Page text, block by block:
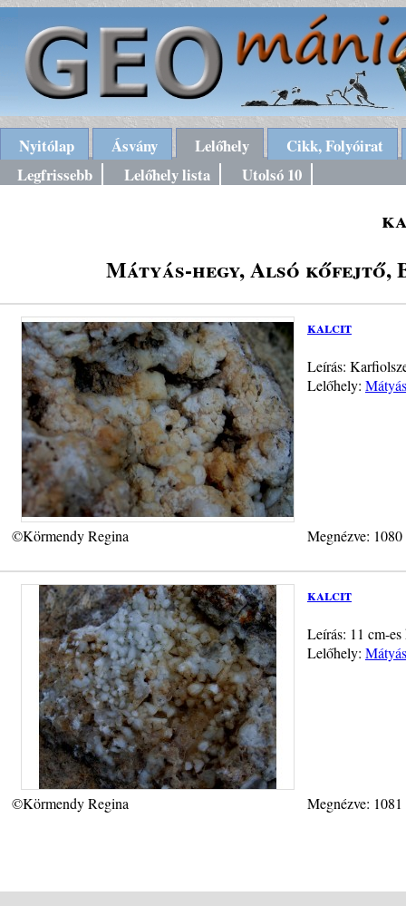
Nyitólap Ásvány Lelőhely
Cikk, Folyóirat
Legfrissebb
Lelőhely lista Utolsó 10
Mátyás-hegy, Alsó kőfejtő,
kalcit
Leírás:
Lelőhely:
©Körmendy Regina Megnézve:
kalcit
Leírás: 11 cm-
Lelőhely:
©Körmendy Regina Megnézve: